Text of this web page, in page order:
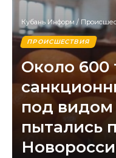
Кубань Информ /
ПРОИСШЕСТВИЯ
Около 600
под видом
пытались